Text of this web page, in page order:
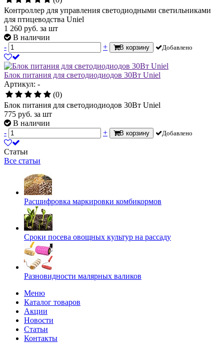
Контроллер для управления светодиодными светильниками
для птицеводства Uniel
1 260 руб. за шт
В наличии
-
+ В корзину Добавлено
Блок питания для светодиодиодов 30Вт Uniel
Артикул: -
(0)
Блок питания для светодиодиодов 30Вт Uniel
775 руб. за шт
В наличии
-
+ В корзину Добавлено
Статьи
Все статьи
Расшифровка маркировки комбикормов
Сроки посева овощных культур на рассаду
Разновидности малярных валиков
Меню
Каталог товаров
Акции
Новости
Статьи
Контакты